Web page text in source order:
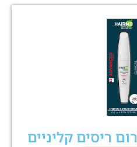
ריסים קליניים